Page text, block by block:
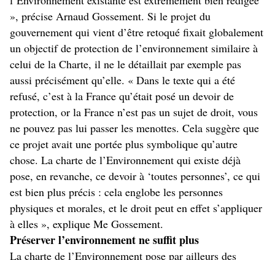
», précise Arnaud Gossement. Si le projet du
gouvernement qui vient d’être retoqué fixait globalement
un objectif de protection de l’environnement similaire à
celui de la Charte, il ne le détaillait par exemple pas
aussi précisément qu’elle. « Dans le texte qui a été
refusé, c’est à la France qu’était posé un devoir de
protection, or la France n’est pas un sujet de droit, vous
ne pouvez pas lui passer les menottes. Cela suggère que
ce projet avait une portée plus symbolique qu’autre
chose. La charte de l’Environnement qui existe déjà
pose, en revanche, ce devoir à ‘toutes personnes’, ce qui
est bien plus précis : cela englobe les personnes
physiques et morales, et le droit peut en effet s’appliquer
à elles », explique Me Gossement.
Préserver l’environnement ne suffit plus
La charte de l’Environnement pose par ailleurs des